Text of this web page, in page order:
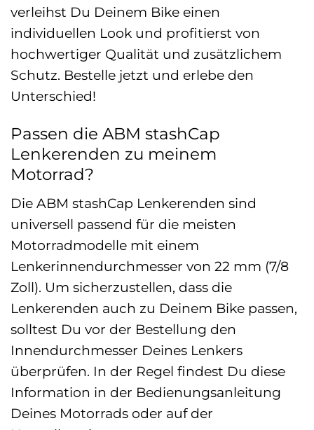
verleihst Du Deinem Bike einen
individuellen Look und profitierst von
hochwertiger Qualität und zusätzlichem
Schutz. Bestelle jetzt und erlebe den
Unterschied!
Passen die ABM stashCap
Lenkerenden zu meinem
Motorrad?
Die ABM stashCap Lenkerenden sind
universell passend für die meisten
Motorradmodelle mit einem
Lenkerinnendurchmesser von 22 mm (7/8
Zoll). Um sicherzustellen, dass die
Lenkerenden auch zu Deinem Bike passen,
solltest Du vor der Bestellung den
Innendurchmesser Deines Lenkers
überprüfen. In der Regel findest Du diese
Information in der Bedienungsanleitung
Deines Motorrads oder auf der